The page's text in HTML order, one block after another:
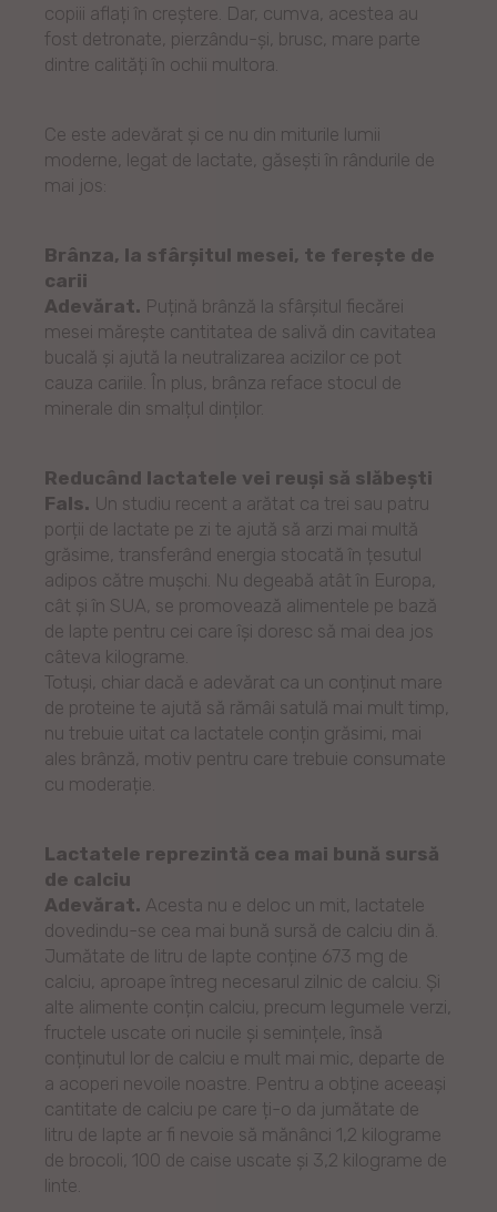
copiii aflați în creștere. Dar, cumva, acestea au
fost detronate, pierzându-și, brusc, mare parte
dintre calități în ochii multora.
Ce este adevărat și ce nu din miturile lumii
moderne, legat de lactate, găsești în rândurile de
mai jos:
Brânza, la sfârșitul mesei, te ferește de
carii
Adevărat. Puțină brânză la sfârșitul fiecărei
mesei mărește cantitatea de salivă din cavitatea
bucală și ajută la neutralizarea acizilor ce pot
cauza cariile. În plus, brânza reface stocul de
minerale din smalțul dinților.
Reducând lactatele vei reuși să slăbești
Fals. Un studiu recent a arătat ca trei sau patru
porții de lactate pe zi te ajută să arzi mai multă
grăsime, transferând energia stocată în țesutul
adipos către mușchi. Nu degeabă atât în Europa,
cât și în SUA, se promovează alimentele pe bază
de lapte pentru cei care își doresc să mai dea jos
câteva kilograme.
Totuși, chiar dacă e adevărat ca un conținut mare
de proteine te ajută să rămâi satulă mai mult timp,
nu trebuie uitat ca lactatele conțin grăsimi, mai
ales brânză, motiv pentru care trebuie consumate
cu moderație.
Lactatele reprezintă cea mai bună sursă
de calciu
Adevărat. Acesta nu e deloc un mit, lactatele
dovedindu-se cea mai bună sursă de calciu din ă.
Jumătate de litru de lapte conține 673 mg de
calciu, aproape întreg necesarul zilnic de calciu. Și
alte alimente conțin calciu, precum legumele verzi,
fructele uscate ori nucile și semințele, însă
conținutul lor de calciu e mult mai mic, departe de
a acoperi nevoile noastre. Pentru a obține aceeași
cantitate de calciu pe care ți-o da jumătate de
litru de lapte ar fi nevoie să mănânci 1,2 kilograme
de brocoli, 100 de caise uscate și 3,2 kilograme de
linte.